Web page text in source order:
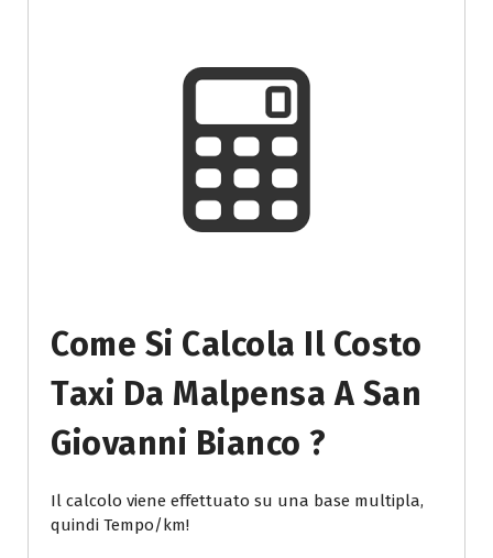
Come Si Calcola Il Costo
Taxi Da Malpensa A San
Giovanni Bianco ?
Il calcolo viene effettuato su una base multipla,
quindi Tempo/km!